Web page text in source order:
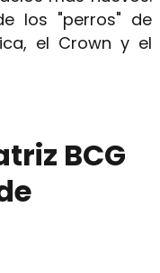
los "perros" de
el Crown y el
BCG